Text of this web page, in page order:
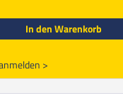
In den Warenkorb
>